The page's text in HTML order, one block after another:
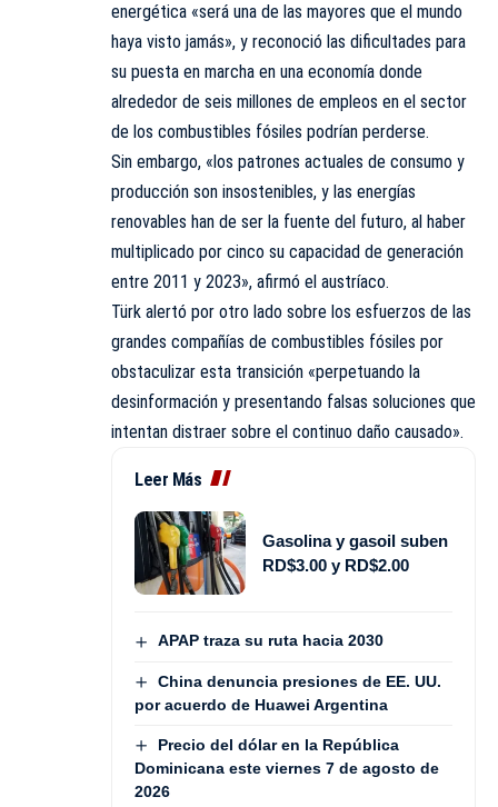
energética «será una de las mayores que el mundo
haya visto jamás», y reconoció las dificultades para
su puesta en marcha en una economía donde
alrededor de seis millones de empleos en el sector
de los combustibles fósiles podrían perderse.
Sin embargo, «los patrones actuales de consumo y
producción son insostenibles, y las energías
renovables han de ser la fuente del futuro, al haber
multiplicado por cinco su capacidad de generación
entre 2011 y 2023», afirmó el austríaco.
Türk alertó por otro lado sobre los esfuerzos de las
grandes compañías de combustibles fósiles por
obstaculizar esta transición «perpetuando la
desinformación y presentando falsas soluciones que
intentan distraer sobre el continuo daño causado».
Leer Más
Gasolina y gasoil suben
RD$3.00 y RD$2.00
APAP traza su ruta hacia 2030
China denuncia presiones de EE. UU.
por acuerdo de Huawei Argentina
Precio del dólar en la República
Dominicana este viernes 7 de agosto de
2026